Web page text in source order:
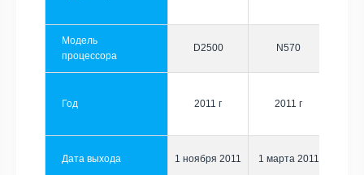
Модель
процессора
D2500 N570
Год 2011 г 2011 г
Дата выхода 1 ноября 2011 1 марта 2011